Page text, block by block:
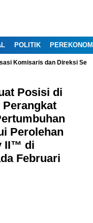
POLITIK
Komisaris dan Direksi
Posisi di
Perolehan
II™ di
Februari